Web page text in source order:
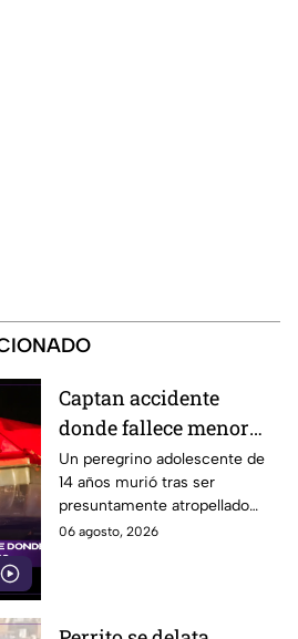
Captan accidente
donde fallece menor
peregrino en Estado de
México
Un peregrino adolescente de
14 años murió tras ser
presuntamente atropellado
mientras entrenaba en
06 agosto, 2026